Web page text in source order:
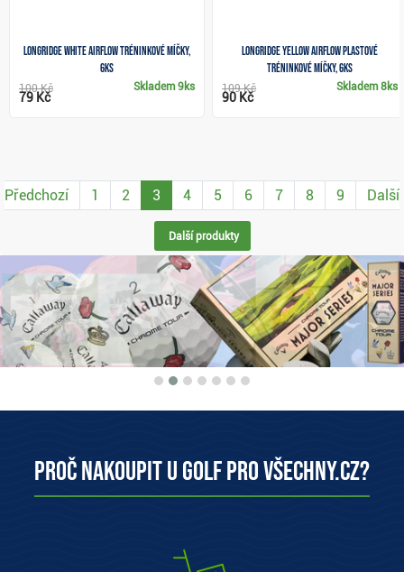
Longridge White Airflow tréninkové míčky,
6ks
Skladem9ks
100 Kč
79 Kč
Longridge Yellow Airflow plastové
tréninkové míčky, 6ks
Skladem8ks
109 Kč
90 Kč
Předchozí 1 2 3 4 5 6 7 8 9 Další
Další produkty
Proč nakoupit u Golf pro všechny.cz?